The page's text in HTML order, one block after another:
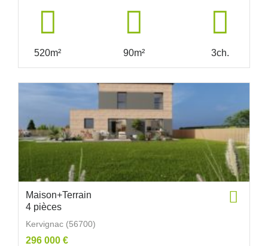
520m² 90m² 3ch.
Maison+Terrain
4 pièces
Kervignac (56700)
296 000 €